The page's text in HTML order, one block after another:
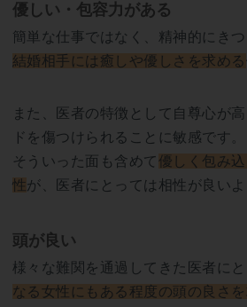
優しい・包容力がある
簡単な仕事ではなく、精神的にきつ
結婚相手には癒しや優しさを求める
また、医者の特徴として自尊心が
ドを傷つけられることに敏感です。
そういった面も含めて優しく包み
性が、医者にとっては相性が良いよ
頭が良い
様々な難関を通過してきた医者にと
なる女性にもある程度の頭の良さ